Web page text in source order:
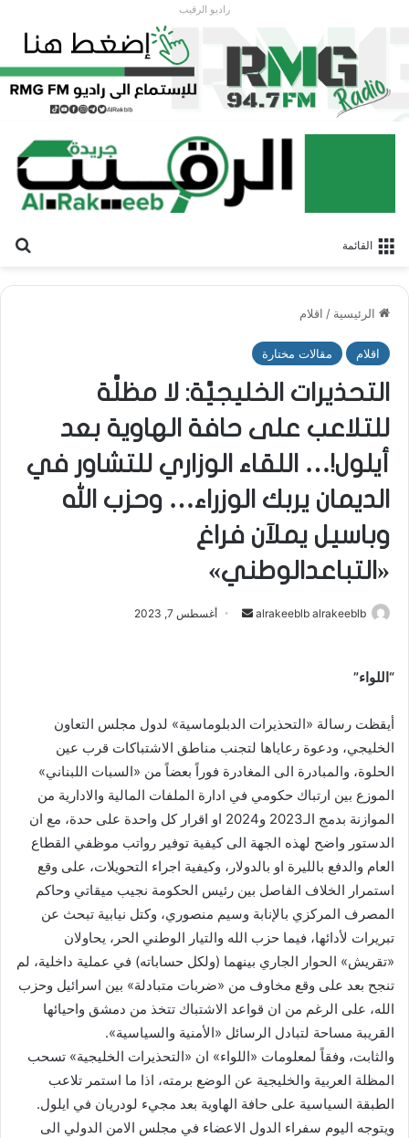
راديو الرقيب
القائمة
الرئيسية / اقلام
اقلام مقالات مختارة
التحذيرات الخليجيَّة: لا مظلَّة
للتلاعب على حافة الهاوية بعد
أيلول!… اللقاء الوزاري للتشاور في
الديمان يربك الوزراء… وحزب الله
وباسيل يملآن فراغ
«التباعدالوطني»
alrakeeblb alrakeeblb
ر
ي
د
إ
ر
و
ن
ي
ا
أغسطس 7, 2023
“اللواء”
أيقظت رسالة «التحذيرات الدبلوماسية» لدول مجلس التعاون
الخليجي، ودعوة رعاياها لتجنب مناطق الاشتباكات قرب عين
الحلوة، والمبادرة الى المغادرة فوراً بعضاً من «السبات اللبناني»
الموزع بين ارتباك حكومي في ادارة الملفات المالية والادارية من
الموازنة بدمج الـ2023 و2024 او اقرار كل واحدة على حدة، مع ان
الدستور واضح لهذه الجهة الى كيفية توفير رواتب موظفي القطاع
العام والدفع بالليرة او بالدولار، وكيفية اجراء التحويلات، على وقع
استمرار الخلاف الفاصل بين رئيس الحكومة نجيب ميقاتي وحاكم
المصرف المركزي بالإنابة وسيم منصوري، وكتل نيابية تبحث عن
تبريرات لأدائها، فيما حزب الله والتيار الوطني الحر، يحاولان
«تقريش» الحوار الجاري بينهما (ولكل حساباته) في عملية داخلية، لم
تنجح بعد على وقع مخاوف من «ضربات متبادلة» بين اسرائيل وحزب
الله، على الرغم من ان قواعد الاشتباك تتخذ من دمشق واحيائها
القريبة مساحة لتبادل الرسائل «الأمنية والسياسية».
والثابت، وفقاً لمعلومات «اللواء» ان «التحذيرات الخليجية» تسحب
المظلة العربية والخليجية عن الوضع برمته، اذا ما استمر تلاعب
الطبقة السياسية على حافة الهاوية بعد مجيء لودريان في ايلول.
ويتوجه اليوم سفراء الدول الاعضاء في مجلس الامن الدولي الى